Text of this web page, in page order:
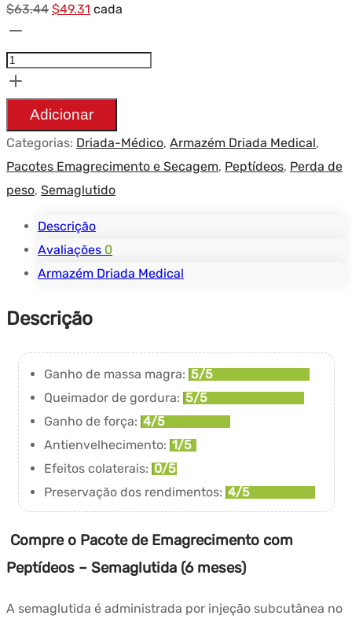
$63.44 Preço
era:
$49.31 Preço
$49.31.
cada
Pack
Perte
de
Poids
–
Driada
Medical
-
Semaglutide
mois)
Adicionar
Categorias: Driada-Médico, Armazém Driada Medical,
Pacotes Emagrecimento e Secagem, Peptídeos, Perda de
peso, Semaglutido
Descrição
Avaliações 0
Armazém Driada Medical
Descrição
Ganho de massa magra: 5/5
Queimador de gordura: 5/5
Ganho de força: 4/5
Antienvelhecimento: 1/5
Efeitos colaterais: 0/5
Preservação dos rendimentos: 4/5
Compre o Pacote de Emagrecimento com
Peptídeos – Semaglutida (6 meses)
A semaglutida é administrada por injeção subcutânea no